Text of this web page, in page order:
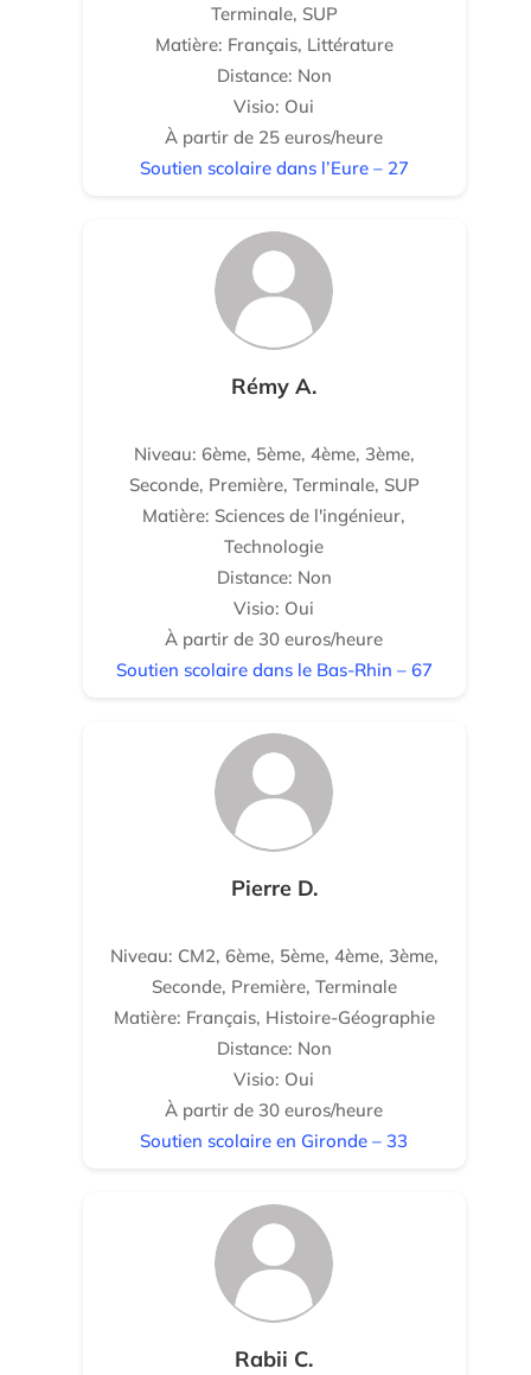
Terminale, SUP
Matière: Français, Littérature
Distance: Non
Visio: Oui
À partir de 25 euros/heure
Soutien scolaire dans l’Eure – 27
Rémy A.
Niveau: 6ème, 5ème, 4ème, 3ème,
Seconde, Première, Terminale, SUP
Matière: Sciences de l'ingénieur,
Technologie
Distance: Non
Visio: Oui
À partir de 30 euros/heure
Soutien scolaire dans le Bas-Rhin – 67
Pierre D.
Niveau: CM2, 6ème, 5ème, 4ème, 3ème,
Seconde, Première, Terminale
Matière: Français, Histoire-Géographie
Distance: Non
Visio: Oui
À partir de 30 euros/heure
Soutien scolaire en Gironde – 33
Rabii C.